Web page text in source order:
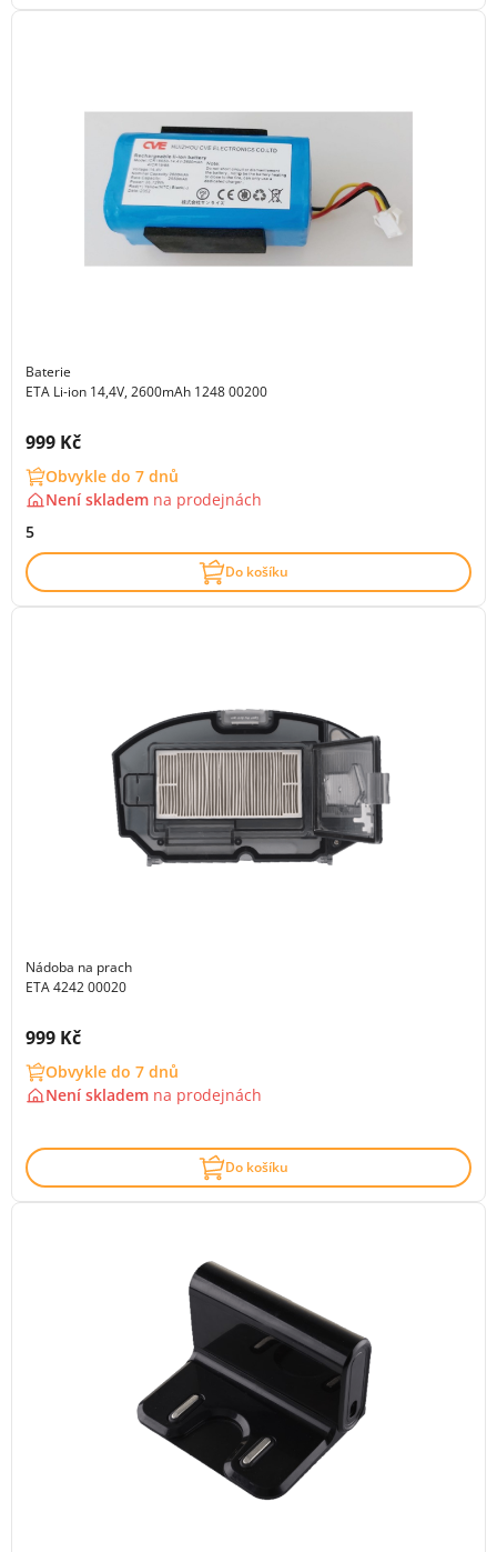
Baterie
ETA Li-ion 14,4V, 2600mAh 1248 00200
Cena s DPH:
999 Kč
Obvykle do 7 dnů
Není skladem na prodejnách
5
Do košíku
Nádoba na prach
ETA 4242 00020
Cena s DPH:
999 Kč
Obvykle do 7 dnů
Není skladem na prodejnách
Do košíku